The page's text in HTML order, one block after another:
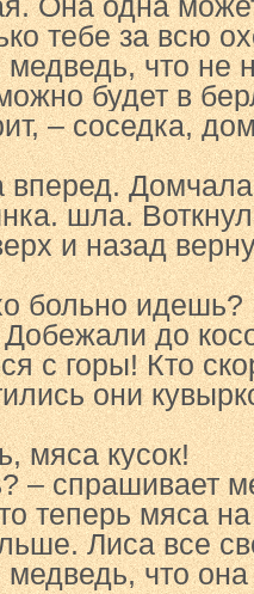
тебе за всю
что не
будет в
– соседка,
шла.
и назад
больно идешь?
до
с горы! Кто
они
мяса кусок!
– спрашивает
теперь мяса
Лиса все
что она